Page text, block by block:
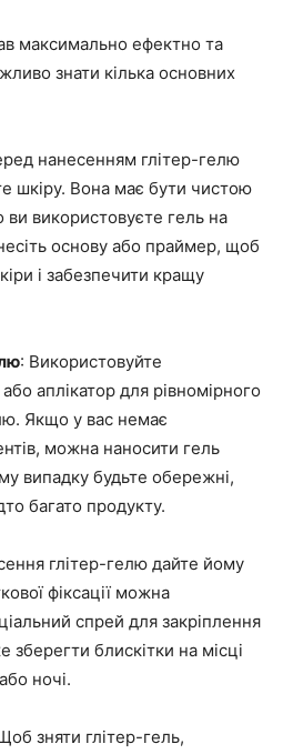
максимально ефектно та
знати кілька основних
нанесенням глітер-гелю
шкіру. Вона має бути чистою
використовуєте гель на
основу або праймер, щоб
і забезпечити кращу
: Використовуйте
аплікатор для рівномірного
Якщо у вас немає
можна наносити гель
випадку будьте обережні,
багато продукту.
глітер-гелю дайте йому
фіксації можна
спрей для закріплення
блискітки на місці
ночі.
зняти глітер-гель,